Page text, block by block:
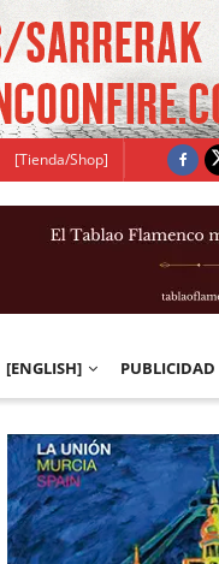
[Tienda/Shop]
[ENGLISH] PUBLICIDAD